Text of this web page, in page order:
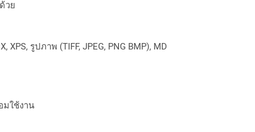
วย
รูปภาพ (TIFF, JPEG, PNG BMP), MD
มใช้งาน